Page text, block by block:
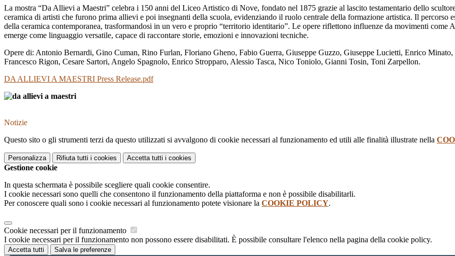
La mostra “Da Allievi a Maestri” celebra i 150 anni del Liceo Artistico di Nove, fondato nel 1875 grazie al lascito testamentario dello
ceramica di artisti che furono prima allievi e poi insegnanti della scuola, evidenziando il ruolo centrale della formazione artistica. Il percorso
della ceramica contemporanea, trasformandosi in un vero e proprio “territorio identitario”. Le opere riflettono influenze da movimenti come
emerge come linguaggio versatile, capace di raccontare storie, emozioni e innovazioni tecniche.
Opere di: Antonio Bernardi, Gino Cuman, Rino Furlan, Floriano Gheno, Fabio Guerra, Giuseppe Guzzo, Giuseppe Lucietti, Enrico
Francesco Rigon, Cesare Sartori, Angelo Spagnolo, Enrico Stropparo, Alessio Tasca, Nico Toniolo, Gianni Tosin, Toni Zarpellon.
DA ALLIEVI A MAESTRI Press Release.pdf
Notizie
Questo sito o gli strumenti terzi da questo utilizzati si avvalgono di cookie necessari al funzionamento ed utili alle finalità illustrate nella
Personalizza Rifiuta tutti i cookies Accetta tutti i cookies
Gestione cookie
In questa schermata è possibile scegliere quali cookie consentire.
I cookie necessari sono quelli che consentono il funzionamento della piattaforma e non è possibile disabilitarli.
Per conoscere quali sono i cookie necessari al funzionamento potete visionare la COOKIE POLICY.
Cookie necessari per il funzionamento
I cookie necessari per il funzionamento non possono essere disabilitati. È possibile consultare l'elenco nella pagina della cookie policy.
Accetta tutti Salva le preferenze